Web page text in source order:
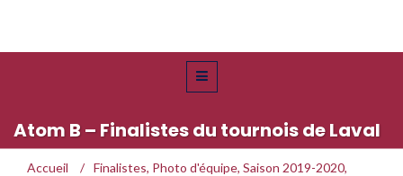
Atom B – Finalistes du tournois de Laval
Accueil / Finalistes Photo d'équipe Saison 2019-2020